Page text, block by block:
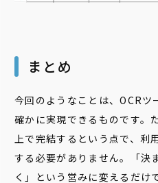
まとめ
今回のようなことは、OCRツ
確かに実現できるものです
上で完結するという点で、利
する必要がありません。「決
く」という営みに変えるだけ